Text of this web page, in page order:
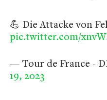
💪 Die Attacke von
pic.twitter.com/
— Tour de France -
19, 2023